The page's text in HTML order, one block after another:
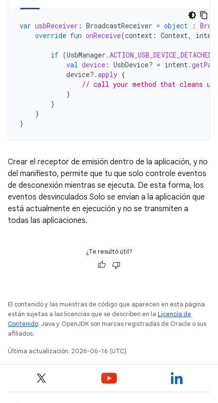
var usbReceiver : BroadcastReceiver = object :
override fun onReceive(context : Context,
if (UsbManager .ACTION_USB_DEVICE_DETACHED
val device : UsbDevice? = intent.
device?.apply {
// call your method that cleans up
}
}
}
}
Crear el receptor de emisión dentro de la aplicación, y no
del manifiesto, permite que tu que solo controle eventos
de desconexión mientras se ejecuta. De esta forma, los
eventos desvinculados Solo se envían a la aplicación que
está actualmente en ejecución y no se transmiten a
todas las aplicaciones.
¿Te resultó útil?
El contenido y las muestras de código que aparecen en esta página
están sujetas a las licencias que se describen en la Licencia de
Contenido. Java y OpenJDK son marcas registradas de Oracle o sus
afiliados.
Última actualización: 2026-06-16 (UTC)